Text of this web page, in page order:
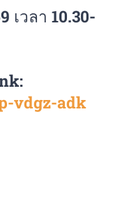
เวลา 10.30-
vdgz-adk